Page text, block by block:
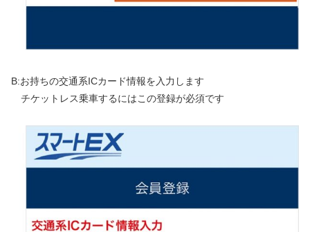
B:お持ちの交通系ICカード情報を入力します
チケットレス乗車するにはこの登録が必須です